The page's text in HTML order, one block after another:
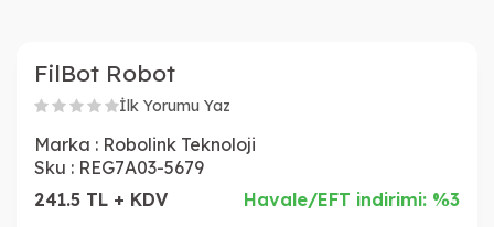
FilBot Robot
İlk Yorumu Yaz
Marka : Robolink Teknoloji
Sku : REG7A03-5679
241.5 TL + KDV
Havale/EFT indirimi: %3